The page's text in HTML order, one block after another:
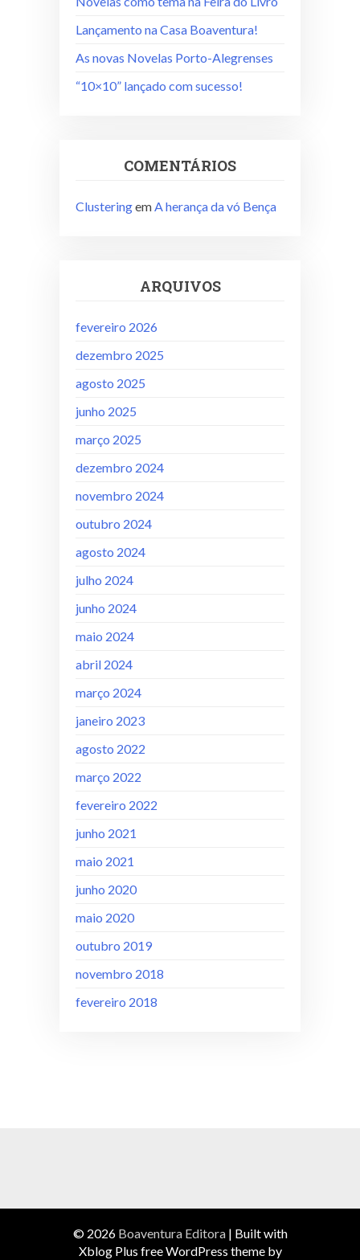
Lançamento na Casa Boaventura!
As novas Novelas Porto-Alegrenses
“10×10” lançado com sucesso!
COMENTÁRIOS
ClusteringemA herança da vó Bença
ARQUIVOS
fevereiro 2026
dezembro 2025
agosto 2025
junho 2025
março 2025
dezembro 2024
novembro 2024
outubro 2024
agosto 2024
julho 2024
junho 2024
maio 2024
abril 2024
março 2024
janeiro 2023
agosto 2022
março 2022
fevereiro 2022
junho 2021
maio 2021
junho 2020
maio 2020
outubro 2019
novembro 2018
fevereiro 2018
© 2026 Boaventura Editora | Built with
Xblog Plus free WordPress theme by